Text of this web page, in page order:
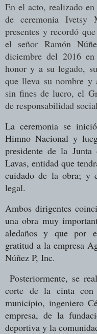
En el acto, realizado
de ceremonia
presentes y recordó
el señor Ramón
diciembre del 2016
honor y a su legado,
que lleva su nombre y
sin fines de lucro, el
de responsabilidad
La ceremonia se
Himno Nacional y
presidente de la
Lavas, entidad que
cuidado de la obra; y
legal.
Ambos dirigentes
una obra muy
aledaños y que por
gratitud a la empresa
Núñez P, Inc.
Posteriormente, se
corte de la cinta con
municipio, ingeniero
empresa, de la
deportiva y la